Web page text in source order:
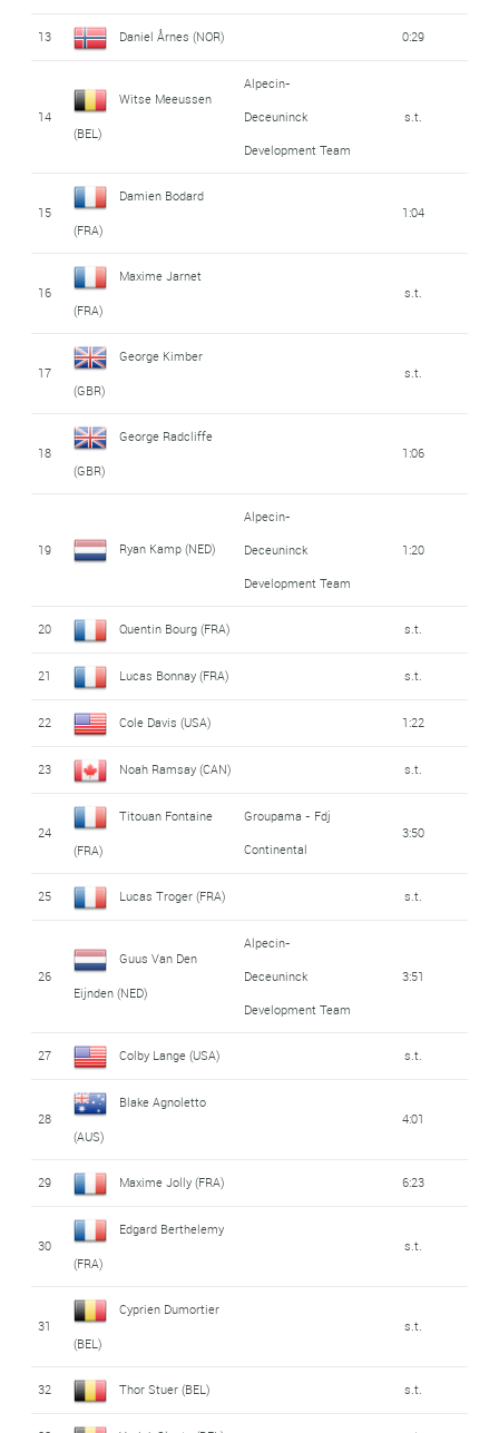
13 Daniel Årnes (NOR) 0:29
14
Witse Meeussen
(BEL)
Alpecin-
Deceuninck
Development Team
s.t.
15
Damien Bodard
(FRA)
1:04
16
Maxime Jarnet
(FRA)
s.t.
17
George Kimber
(GBR)
s.t.
18
George Radcliffe
(GBR)
1:06
19 Ryan Kamp (NED)
Alpecin-
Deceuninck
Development Team
1:20
20 Quentin Bourg (FRA) s.t.
21 Lucas Bonnay (FRA) s.t.
22 Cole Davis (USA) 1:22
23 Noah Ramsay (CAN) s.t.
24
Titouan Fontaine
(FRA)
Groupama - Fdj
Continental
3:50
25 Lucas Troger (FRA) s.t.
26
Guus Van Den
Eijnden (NED)
Alpecin-
Deceuninck
Development Team
3:51
27 Colby Lange (USA) s.t.
28
Blake Agnoletto
(AUS)
4:01
29 Maxime Jolly (FRA) 6:23
30
Edgard Berthelemy
(FRA)
s.t.
31
Cyprien Dumortier
(BEL)
s.t.
32 Thor Stuer (BEL) s.t.